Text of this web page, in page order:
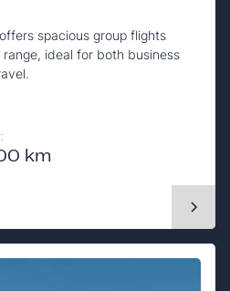
spacious group flights
ideal for both business
km